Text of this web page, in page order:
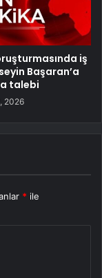
iş
Başaran’a
talebi
2026
* ile